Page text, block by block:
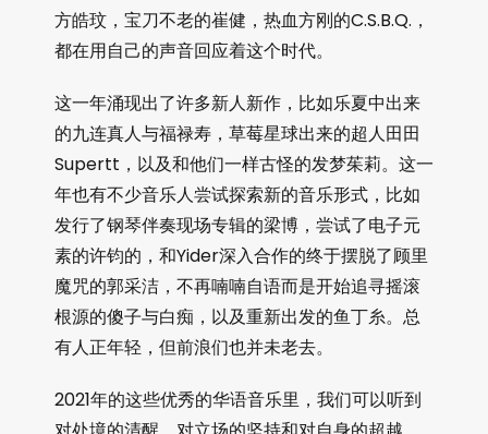
方皓玟，宝刀不老的崔健，热血方刚的C.S.B.Q.，
都在用自己的声音回应着这个时代。
这一年涌现出了许多新人新作，比如乐夏中出来
的九连真人与福禄寿，草莓星球出来的超人田田
Supertt，以及和他们一样古怪的发梦茱莉。这一
年也有不少音乐人尝试探索新的音乐形式，比如
发行了钢琴伴奏现场专辑的梁博，尝试了电子元
素的许钧的，和Yider深入合作的终于摆脱了顾里
魔咒的郭采洁，不再喃喃自语而是开始追寻摇滚
根源的傻子与白痴，以及重新出发的鱼丁糸。总
有人正年轻，但前浪们也并未老去。
2021年的这些优秀的华语音乐里，我们可以听到